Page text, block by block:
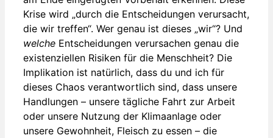
Krise wird „durch die Entscheidungen verursacht,
die wir treffen“. Wer genau ist dieses „wir“? Und
welche Entscheidungen verursachen genau die
existenziellen Risiken für die Menschheit? Die
Implikation ist natürlich, dass du und ich für
dieses Chaos verantwortlich sind, dass unsere
Handlungen – unsere tägliche Fahrt zur Arbeit
oder unsere Nutzung der Klimaanlage oder
unsere Gewohnheit, Fleisch zu essen – die